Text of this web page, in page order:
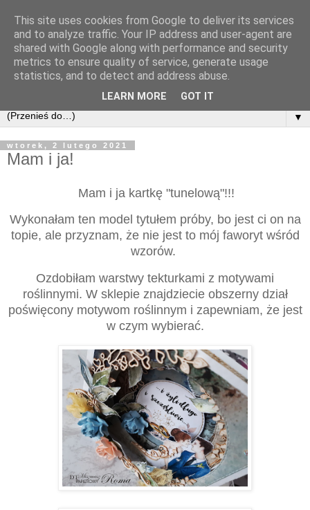
▼
wtorek, 2 lutego 2021
Mam i ja!
Mam i ja kartkę "tunelową"!!!
Wykonałam ten model tytułem próby, bo jest ci on na
topie, ale przyznam, że nie jest to mój faworyt wśród
wzorów.
Ozdobiłam warstwy tekturkami z motywami
roślinnymi. W sklepie znajdziecie obszerny dział
poświęcony motywom roślinnym i zapewniam, że jest
w czym wybierać.
This site uses cookies from Google to deliver its services
and to analyze traffic. Your IP address and user-agent are
shared with Google along with performance and security
metrics to ensure quality of service, generate usage
statistics, and to detect and address abuse.
LEARN MORE GOT IT